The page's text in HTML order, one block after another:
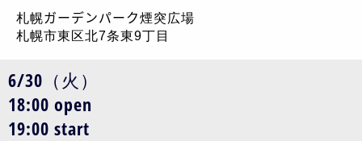
札幌ガーデンパーク煙突広場
札幌市東区北7条東9丁目
6/30（火）
18:00 open
19:00 start